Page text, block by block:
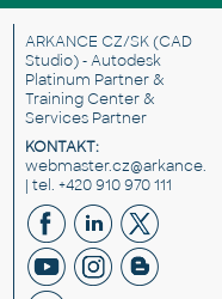
ARKANCE CZ/SK(CAD
Studio) - Autodesk
Platinum Partner &
Training Center &
Services Partner
KONTAKT:
| tel. +420 910 970 111